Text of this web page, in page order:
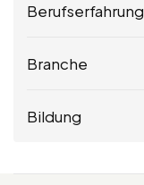
Berufserfahrung
Branche
Bildung